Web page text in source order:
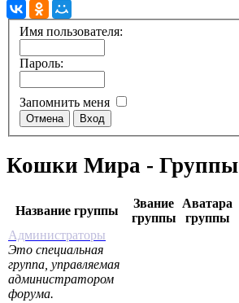
Имя пользователя:
Пароль:
Запомнить меня
Кошки Мира - Группы
Название группы
Звание
группы
Аватара
группы
Администраторы
Это специальная
группа, управляемая
администратором
форума.